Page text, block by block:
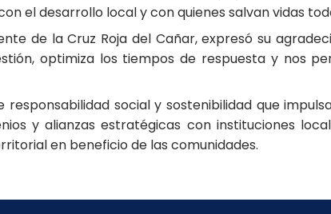
el desarrollo local y con quienes salvan vidas
de la Cruz Roja del Cañar, expresó su
optimiza los tiempos de respuesta y nos
social y sostenibilidad que impulsa
y alianzas estratégicas con instituciones
en beneficio de las comunidades.